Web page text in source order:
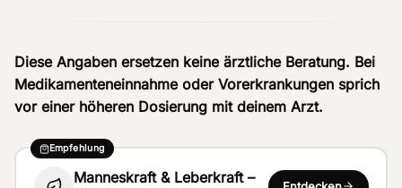
Diese Angaben ersetzen keine ärztliche Beratung. Bei
Medikamenteneinnahme oder Vorerkrankungen sprich
vor einer höheren Dosierung mit deinem Arzt.
Empfehlung
Manneskraft & Leberkraft –